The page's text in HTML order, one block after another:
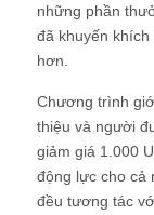
những phần
đã khuyến
hơn.
Chương trình
thiệu và người
giảm giá 1.000
động lực cho cả
đều tương tác